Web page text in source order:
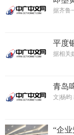
6.65
据齐鲁
平度
议，
据相关
青岛
掌门
文|杨昀
“企